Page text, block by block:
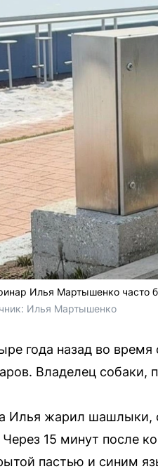
Илья Мартышенко часто
Илья Мартышенко
года назад во время
Владелец собаки,
Илья жарил шашлыки,
Через 15 минут после
пастью и синим